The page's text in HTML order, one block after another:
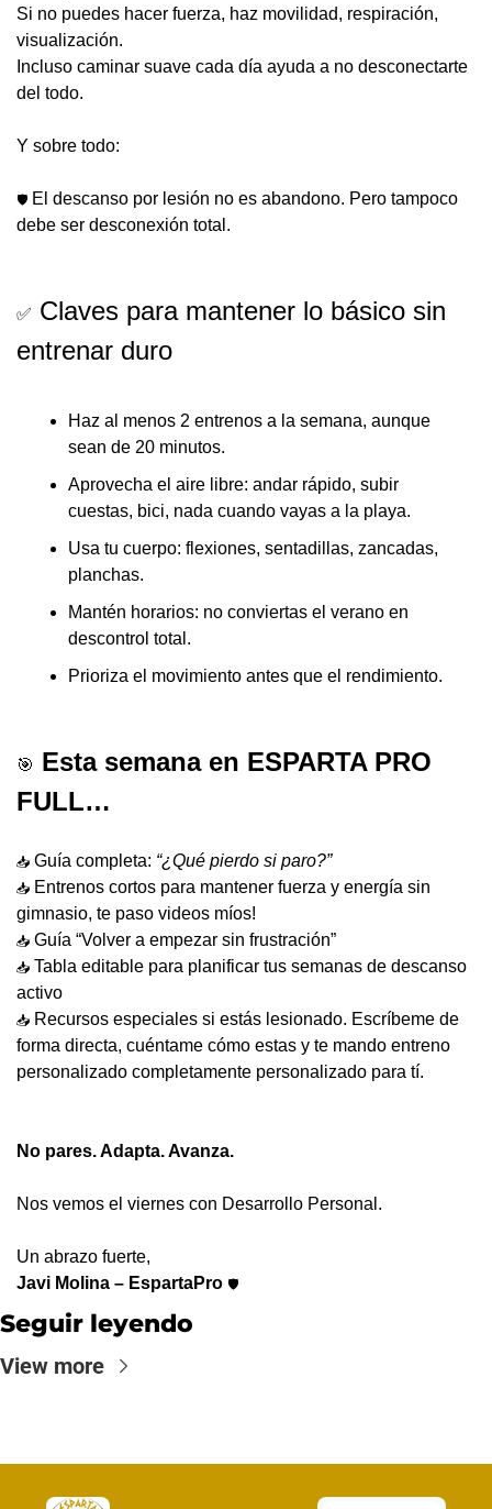
Si no puedes hacer fuerza, haz movilidad, respiración,
visualización.
Incluso caminar suave cada día ayuda a no desconectarte
del todo.
Y sobre todo:
🛡️ El descanso por lesión no es abandono. Pero tampoco
debe ser desconexión total.
✅ Claves para mantener lo básico sin
entrenar duro
Haz al menos 2 entrenos a la semana, aunque
sean de 20 minutos.
Aprovecha el aire libre: andar rápido, subir
cuestas, bici, nada cuando vayas a la playa.
Usa tu cuerpo: flexiones, sentadillas, zancadas,
planchas.
Mantén horarios: no conviertas el verano en
descontrol total.
Prioriza el movimiento antes que el rendimiento.
🎯 Esta semana en ESPARTA PRO
FULL…
📥 Guía completa: “¿Qué pierdo si paro?”
📥 Entrenos cortos para mantener fuerza y energía sin
gimnasio, te paso videos míos!
📥 Guía “Volver a empezar sin frustración”
📥 Tabla editable para planificar tus semanas de descanso
activo
📥 Recursos especiales si estás lesionado. Escríbeme de
forma directa, cuéntame cómo estas y te mando entreno
personalizado completamente personalizado para tí.
No pares. Adapta. Avanza.
Nos vemos el viernes con Desarrollo Personal.
Un abrazo fuerte,
Javi Molina – EspartaPro 🛡️
Seguir leyendo
View more